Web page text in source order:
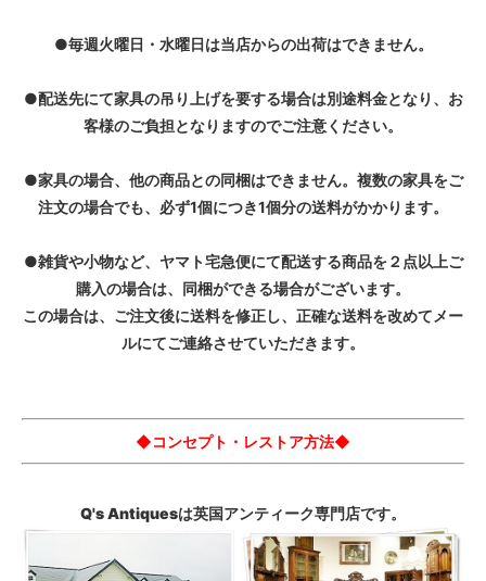
●毎週火曜日・水曜日は当店からの出荷はできません。
●配送先にて家具の吊り上げを要する場合は別途料金となり、お
客様のご負担となりますのでご注意ください。
●家具の場合、他の商品との同梱はできません。複数の家具をご
注文の場合でも、必ず1個につき1個分の送料がかかります。
●雑貨や小物など、ヤマト宅急便にて配送する商品を２点以上ご
購入の場合は、同梱ができる場合がございます。
この場合は、ご注文後に送料を修正し、正確な送料を改めてメー
ルにてご連絡させていただきます。
◆コンセプト・レストア方法◆
Q's Antiquesは英国アンティーク専門店です。